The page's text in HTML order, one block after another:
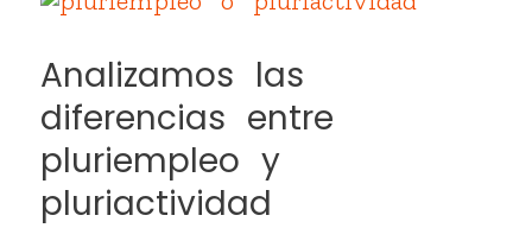
Analizamos las
diferencias entre
pluriempleo y
pluriactividad